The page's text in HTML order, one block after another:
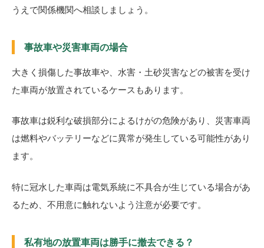
うえで関係機関へ相談しましょう。
事故車や災害車両の場合
大きく損傷した事故車や、水害・土砂災害などの被害を受け
た車両が放置されているケースもあります。
事故車は鋭利な破損部分によるけがの危険があり、災害車両
は燃料やバッテリーなどに異常が発生している可能性があり
ます。
特に冠水した車両は電気系統に不具合が生じている場合があ
るため、不用意に触れないよう注意が必要です。
私有地の放置車両は勝手に撤去できる？